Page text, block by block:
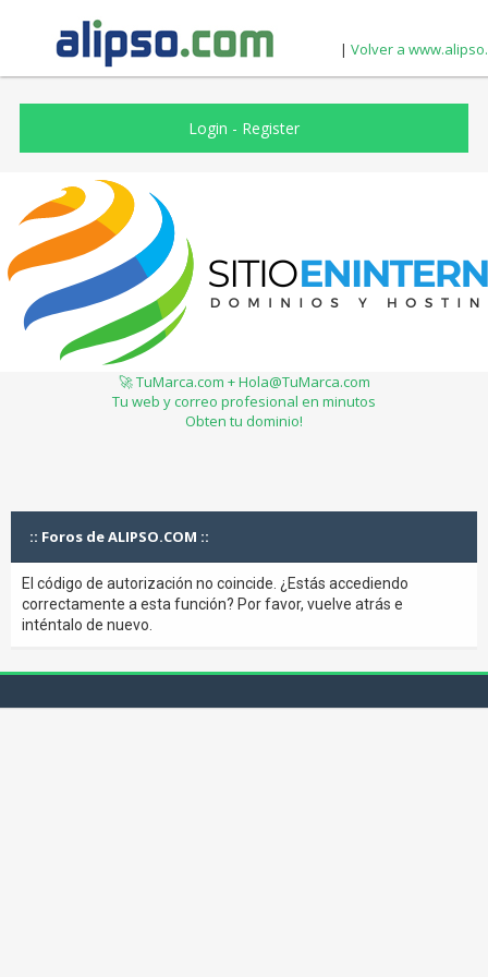
| Volver a
Login - Register
🚀 TuMarca.com + Hola@TuMarca.com
Tu web y correo profesional en minutos
Obten tu dominio!
:: Foros de ALIPSO.COM ::
El código de autorización no coincide. ¿Estás accediendo
correctamente a esta función? Por favor, vuelve atrás e
inténtalo de nuevo.